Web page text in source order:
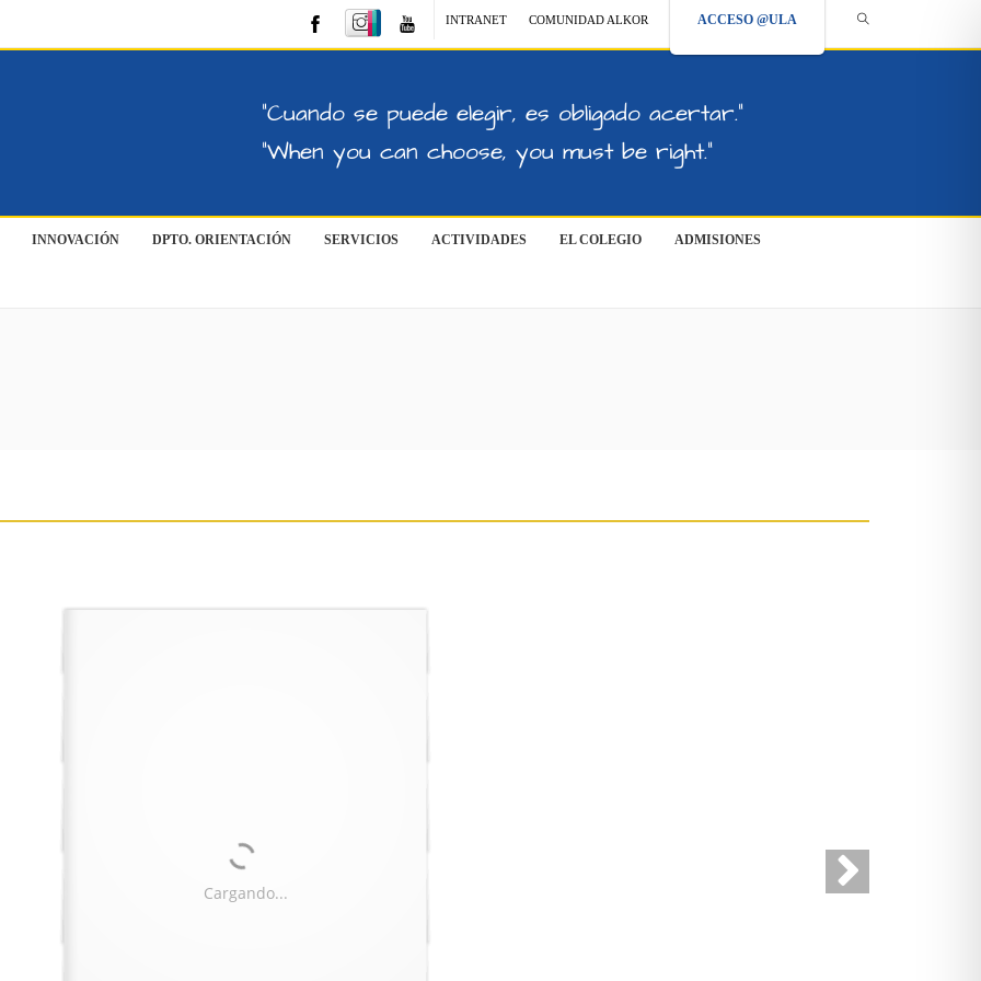
INTRANET COMUNIDAD ALKOR ACCESO @ULA
"Cuando se puede elegir, es obligado acertar."
"When you can choose, you must be right."
INNOVACIÓN DPTO. ORIENTACIÓN SERVICIOS ACTIVIDADES EL COLEGIO ADMISIONES
Cargando...